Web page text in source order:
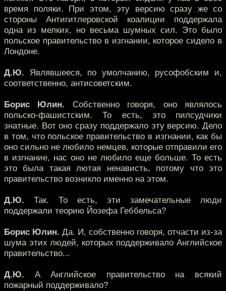
время поляки. При этом, эту версию сразу же со
стороны Антигитлеровской коалиции поддержала
одна из мелких, но весьма шумных сил. Это было
польское правительство в изгнании, которое сидело в
Лондоне.
Д.Ю. Являвшееся, по умолчанию, русофобским и,
соответственно, антисоветским.
Борис Юлин. Собственно говоря, оно являлось
польско-фашистским. То есть, это пилсудчики
знатные. Вот оно сразу поддержало эту версию. Дело
в том, что польское правительство в изгнании, как бы
оно сильно не любило немцев, которые отправили его
в изгнание, нас оно не любило еще больше. То есть
это была такая лютая ненависть, потому что это
правительство возникло именно на этом.
Д.Ю. Так. То есть, эти замечательные люди
поддержали теорию Йозефа Геббельса?
Борис Юлин. Да. И, собственно говоря, отчасти из-за
шума этих людей, которых поддерживало Английское
правительство...
Д.Ю. А Английское правительство на всякий
пожарный поддерживало?